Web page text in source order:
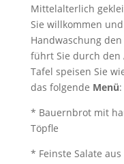
Mittelalterlich
Sie willkommen
Handwaschung
führt Sie durch den
Tafel speisen Sie
das folgende Menü:
* Bauernbrot mit
Töpfle
* Feinste Salate